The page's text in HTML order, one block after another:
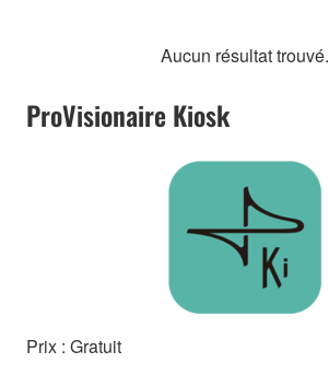
Aucun résultat trouvé.
ProVisionaire Kiosk
Prix : Gratuit